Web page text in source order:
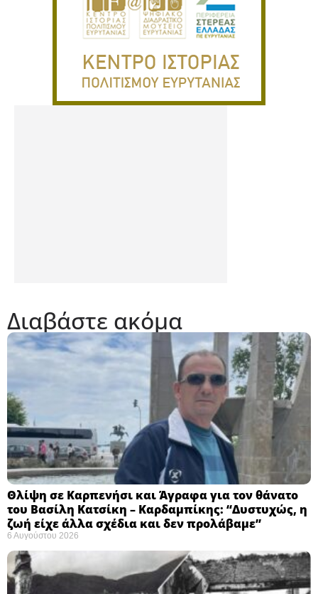
Διαβάστε ακόμα
Θλίψη σε Καρπενήσι και Άγραφα για τον θάνατο
του Βασίλη Κατσίκη – Καρδαμπίκης: “Δυστυχώς, η
ζωή είχε άλλα σχέδια και δεν προλάβαμε”
6 Αυγούστου 2026